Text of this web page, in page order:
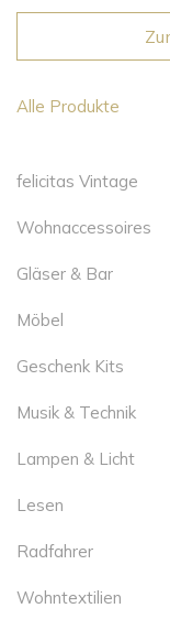
Alle Produkte
felicitas Vintage
Wohnaccessoires
Gläser & Bar
Möbel
Geschenk Kits
Musik & Technik
Lampen & Licht
Lesen
Radfahrer
Wohntextilien